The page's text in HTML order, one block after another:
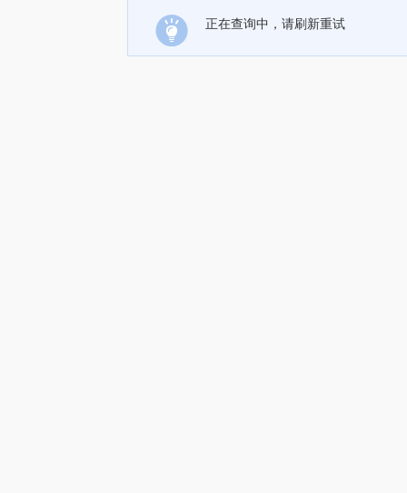
正在查询中，请刷新重试